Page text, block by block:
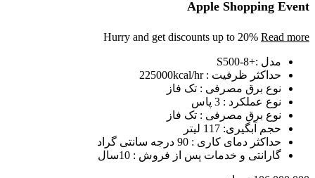
Apple Shopping Event
Hurry and get discounts up to 20% Read more
مدل :+8-S500
حداکثر ظرفیت : 225000kcal/hr
نوع برق مصرفی : تک فاز
نوع عملکرد : 3 پاس
نوع برق مصرفی : تک فاز
حجم آبگیری: 117 لیتر
حداکثر دمای کاری : 90 درجه سانتی گراد
گارانتی و خدمات پس از فروش : 10سال